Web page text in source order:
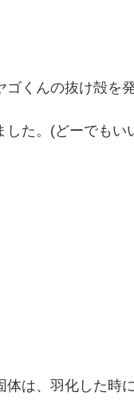
ゴくんの抜け殻を
した。(どーでもい
体は、羽化した時